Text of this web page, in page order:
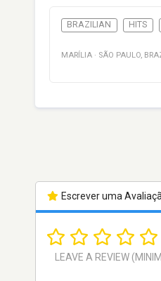
BRAZILIAN HITS
MARÍLIA · SÃO PAULO,
Escrever uma